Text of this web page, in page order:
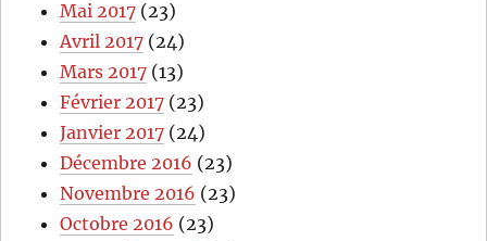
Mai 2017 (23)
Avril 2017 (24)
Mars 2017 (13)
Février 2017 (23)
Janvier 2017 (24)
Décembre 2016 (23)
Novembre 2016 (23)
Octobre 2016 (23)